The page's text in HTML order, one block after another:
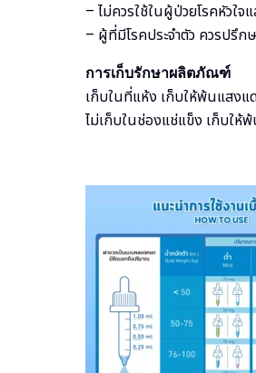
– ไม่ควรใช้ในผู้ป่วยโรคหัวใจ
– ผู้ที่มีโรคประจำตัว ควรปรึ
การเก็บรักษาผลิตภัณฑ์
เก็บในที่แห้ง เก็บให้พ้นแสงแ
ไม่เก็บในช่องแช่แข็ง เก็บให้